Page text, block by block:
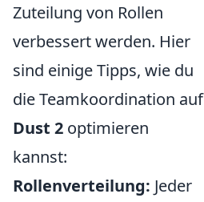
Zuteilung von Rollen
verbessert werden. Hier
sind einige Tipps, wie du
die Teamkoordination auf
Dust 2 optimieren
kannst:
Rollenverteilung: Jeder